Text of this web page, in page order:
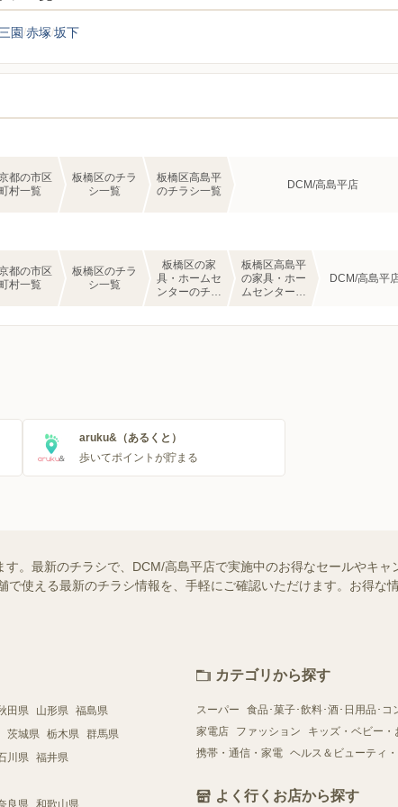
三園 赤塚 坂下
都の市区
村一覧
板橋区のチラ
シ一覧
板橋区高島平
のチラシ一覧
DCM/高島平店
都の市区
村一覧
板橋区のチラ
シ一覧
板橋区の家
具・ホームセ
ンターのチラ
板橋区高島平
の家具・ホー
ムセンターの
DCM/高島平
aruku&（あるくと）
歩いてポイントが貯まる
。最新のチラシで、DCM/高島平店で実施中のお得なセールやキ
で使える最新のチラシ情報を、手軽にご確認いただけます。お得な
田県 山形県 福島県
茨城県 栃木県 群馬県
川県 福井県
良県 和歌山県
カテゴリから探す
スーパー
食品･菓子･飲料･酒･日用品･コ
家電店
ファッション
キッズ・ベビー・
携帯・通信・家電 ヘルス＆ビューティ
よく行くお店から探す